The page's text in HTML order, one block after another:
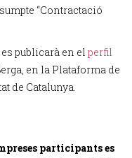
“Contractació
publicarà en el perfil
en la Plataforma de
de Catalunya.
participants es